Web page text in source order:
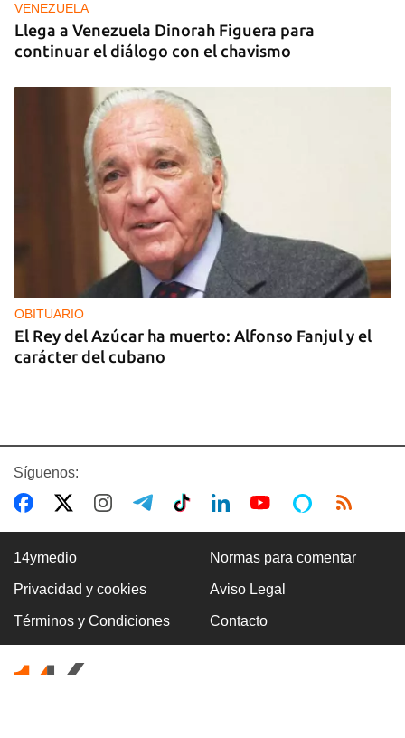
VENEZUELA
Llega a Venezuela Dinorah Figuera para
continuar el diálogo con el chavismo
OBITUARIO
El Rey del Azúcar ha muerto: Alfonso Fanjul y el
carácter del cubano
MIGRACIÓN
Desalojan en Uruguay a cubanos que pagaron
hasta 746 dólares a unos falsos propietarios
Síguenos:
14ymedio Normas para comentar
Privacidad y cookies Aviso Legal
Términos y Condiciones Contacto